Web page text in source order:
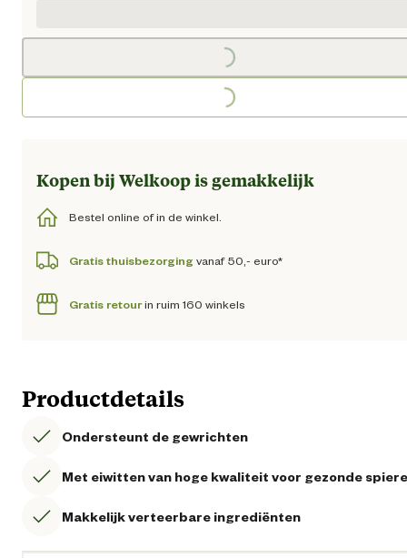
Loading...
Loading...
Kopen bij Welkoop is gemakkelijk
Bestel online of in de winkel.
Gratis thuisbezorging vanaf 50,- euro*
Gratis retourin ruim 160 winkels
Productdetails
Ondersteunt de gewrichten
Met eiwitten van hoge kwaliteit voor gezonde
Makkelijk verteerbare ingrediënten